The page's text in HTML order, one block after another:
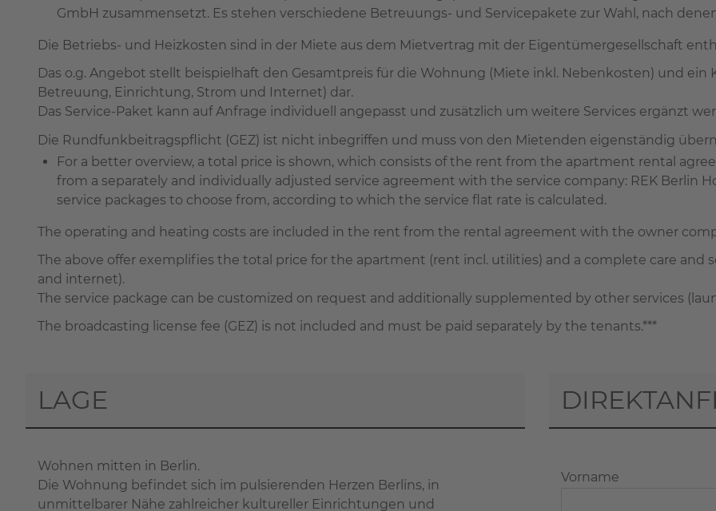
GmbH zusammensetzt. Es stehen verschiedene Betreuungs- und Servicepakete zur Wahl, nach
Die Betriebs- und Heizkosten sind in der Miete aus dem Mietvertrag mit der Eigentümergesellschaft
Das o.g. Angebot stellt beispielhaft den Gesamtpreis für die Wohnung (Miete inkl. Nebenkosten) und
Betreuung, Einrichtung, Strom und Internet) dar.
Das Service-Paket kann auf Anfrage individuell angepasst und zusätzlich um weitere Services ergänzt
Die Rundfunkbeitragspflicht (GEZ) ist nicht inbegriffen und muss von den Mietenden eigenständig
For a better overview, a total price is shown, which consists of the rent from the apartment rental
from a separately and individually adjusted service agreement with the service company: REK Berlin
service packages to choose from, according to which the service flat rate is calculated.
The operating and heating costs are included in the rent from the rental agreement with the owner
The above offer exemplifies the total price for the apartment (rent incl. utilities) and a complete care and
and internet).
The service package can be customized on request and additionally supplemented by other services
The broadcasting license fee (GEZ) is not included and must be paid separately by the tenants.***
LAGE
Wohnen mitten in Berlin.
Die Wohnung befindet sich im pulsierenden Herzen Berlins, in
unmittelbarer Nähe zahlreicher kultureller Einrichtungen und
Vorname